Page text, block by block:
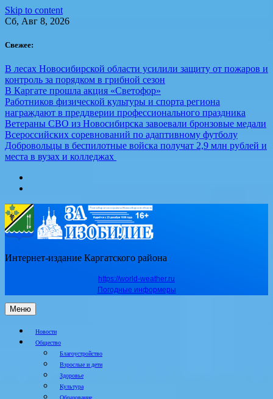
Skip to content
Сб, Авг 8, 2026
Свежее:
В лесах Новосибирской области усилили защиту от пожаров и
контроль за порядком в грибной сезон
В Каргате прошла акция «Светофор»
Работников физической культуры и спорта региона
награждают в преддверии профессионального праздника
Ветераны СВО из Новосибирска завоевали бронзовые медали
Всероссийских соревнований по адаптивному футболу
Добровольцы в беспилотные войска получат 2,9 млн рублей и
места в вузах и колледжах
Интернет-издание Каргатского района
https://world-weather.ru
Погодные информеры
Меню
Новости
Общество
Благоустройство
Взрослые и дети
Здоровье
Культура